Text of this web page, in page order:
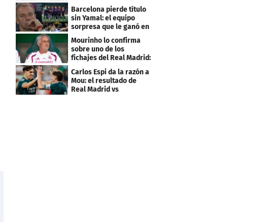
Barcelona pierde título
sin Yamal: el equipo
sorpresa que le ganó en
el último minuto
Mourinho lo confirma
sobre uno de los
fichajes del Real Madrid:
"Bastante inferior"
Carlos Espi da la razón a
Mou: el resultado de
Real Madrid vs